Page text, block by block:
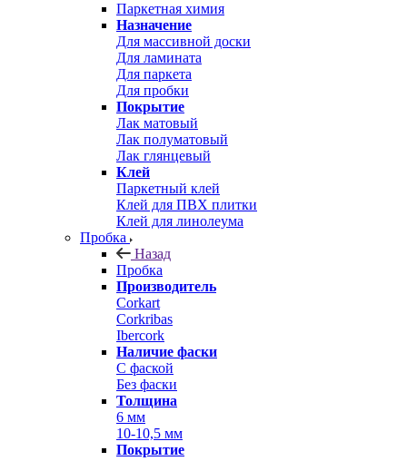
Паркетная химия
Назначение
Для массивной доски
Для ламината
Для паркета
Для пробки
Покрытие
Лак матовый
Лак полуматовый
Лак глянцевый
Клей
Паркетный клей
Клей для ПВХ плитки
Клей для линолеума
Пробка
Назад
Пробка
Производитель
Corkart
Corkribas
Ibercork
Наличие фаски
С фаской
Без фаски
Толщина
6 мм
10-10,5 мм
Покрытие